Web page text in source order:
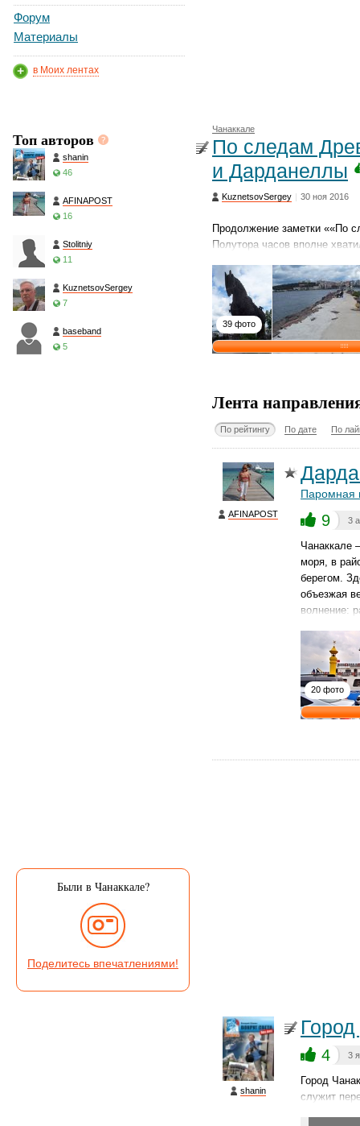
Форум
Материалы
в Моих лентах
Топ авторов
shanin
46
AFINAPOST
16
Stolitniy
11
KuznetsovSergey
7
baseband
5
Были в Чанаккале?
Поделитесь впечатлениями!
Чанаккале
По следам
и Дарданеллы
KuznetsovSergey | 30 ноя 2016
Продолжение заметки ««По
Полутора часов вполне
39 фото
Лента
По рейтингу По дате По
AFINAPOST
Паромная
9 3
Чанаккале
моря, в
берегом.
объезжая
волнение:
20 фото
shanin
4 3
Город
служит